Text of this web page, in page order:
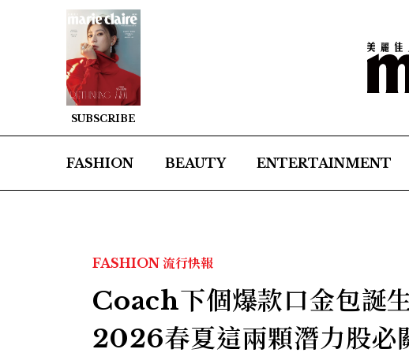
SUBSCRIBE
FASHION BEAUTY ENTERTAINMENT
FASHION 流行快報
Coach下個爆款口金包誕
2026春夏這兩顆潛力股必